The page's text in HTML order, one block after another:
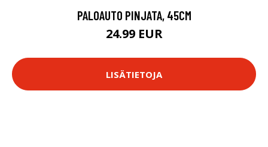
PALOAUTO PINJATA, 45CM
24.99 EUR
LISÄTIETOJA